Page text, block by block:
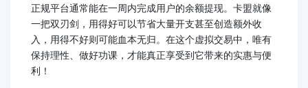
正规平台通常能在一周内完成用户的余额提现。卡盟就像
一把双刃剑，用得好可以节省大量开支甚至创造额外收
入，用得不好则可能血本无归。在这个虚拟交易中，唯有
保持理性、做好功课，才能真正享受到它带来的实惠与便
利！